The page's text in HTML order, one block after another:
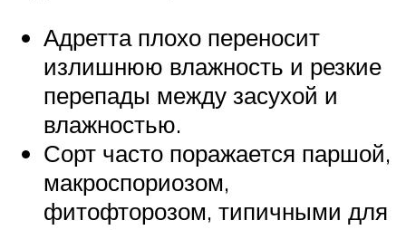
Адретта плохо переносит
излишнюю влажность и резкие
перепады между засухой и
влажностью.
Сорт часто поражается паршой,
макроспориозом,
фитофторозом, типичными для